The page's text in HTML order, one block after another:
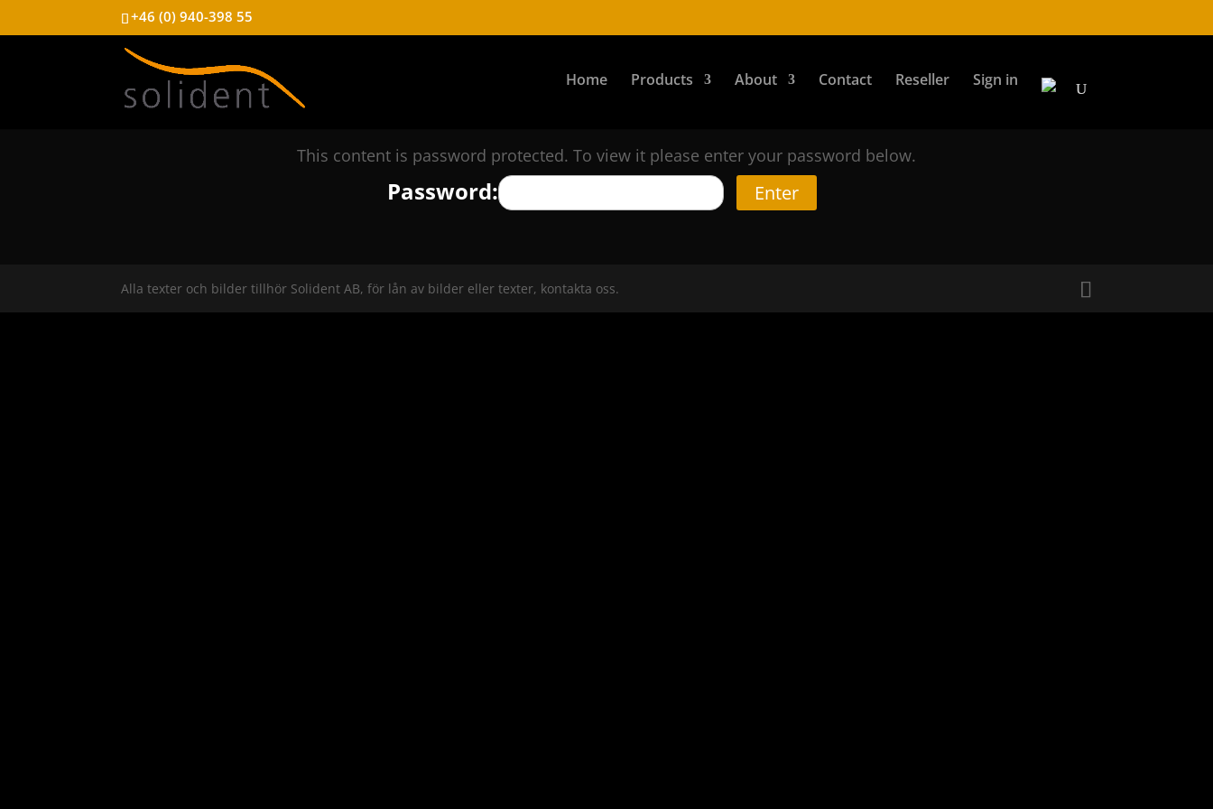
+46 (0) 940-398 55
Home Products About Contact Reseller Sign in
This content is password protected. To view it please enter your password below.
Password:
Alla texter och bilder tillhör Solident AB, för lån av bilder eller texter, kontakta oss.